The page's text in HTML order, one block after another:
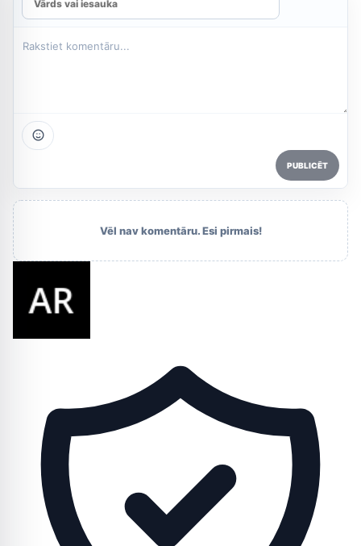
PUBLICĒT
Vēl nav komentāru. Esi pirmais!